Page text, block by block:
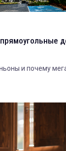
и почему